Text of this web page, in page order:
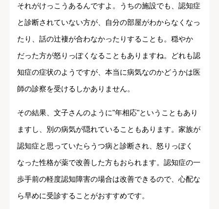
それがけっこうあるんですよ。うちの施設でも、認知症
と診断されていない方が、自分の部屋がわからなくなっ
たり、話の辻褄が合わなかったりすることも。穏やか
だった方が怒りっぽくなることもありますね。どれも認
知症の症状のようですが、本当に病気なのかどうかは医
師の診察を受けるしかありません。
その結果、文子さんのように"年相応"ということもあり
ますし、別の病気が隠れていることもあります。家族が
認知症と思っていたらうつ病と診断され、怒りっぽく
なった性格が薬で改善した方もおられます。認知症の一
歩手前の軽度認知障害の場合は改善できるので、心配な
ら早めに受診することがおすすめです。